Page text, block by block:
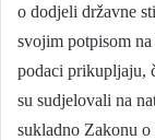
o dodjeli državne
svojim potpisom
podaci prikupljaju,
su sudjelovali na
sukladno Zakonu o